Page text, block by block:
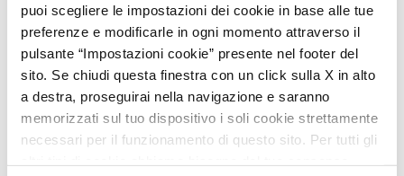
puoi scegliere le impostazioni dei cookie in base alle tue
preferenze e modificarle in ogni momento attraverso il
pulsante “Impostazioni cookie” presente nel footer del
sito. Se chiudi questa finestra con un click sulla X in alto
a destra, proseguirai nella navigazione e saranno
memorizzati sul tuo dispositivo i soli cookie strettamente
necessari per il funzionamento di questo sito. Per tutti gli
home Dove
Chiesa di San Biagio, Caldana, GR, Italia
Organizza